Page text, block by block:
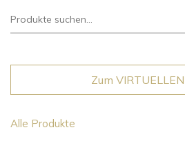
Suche
Zum
Alle Produkte